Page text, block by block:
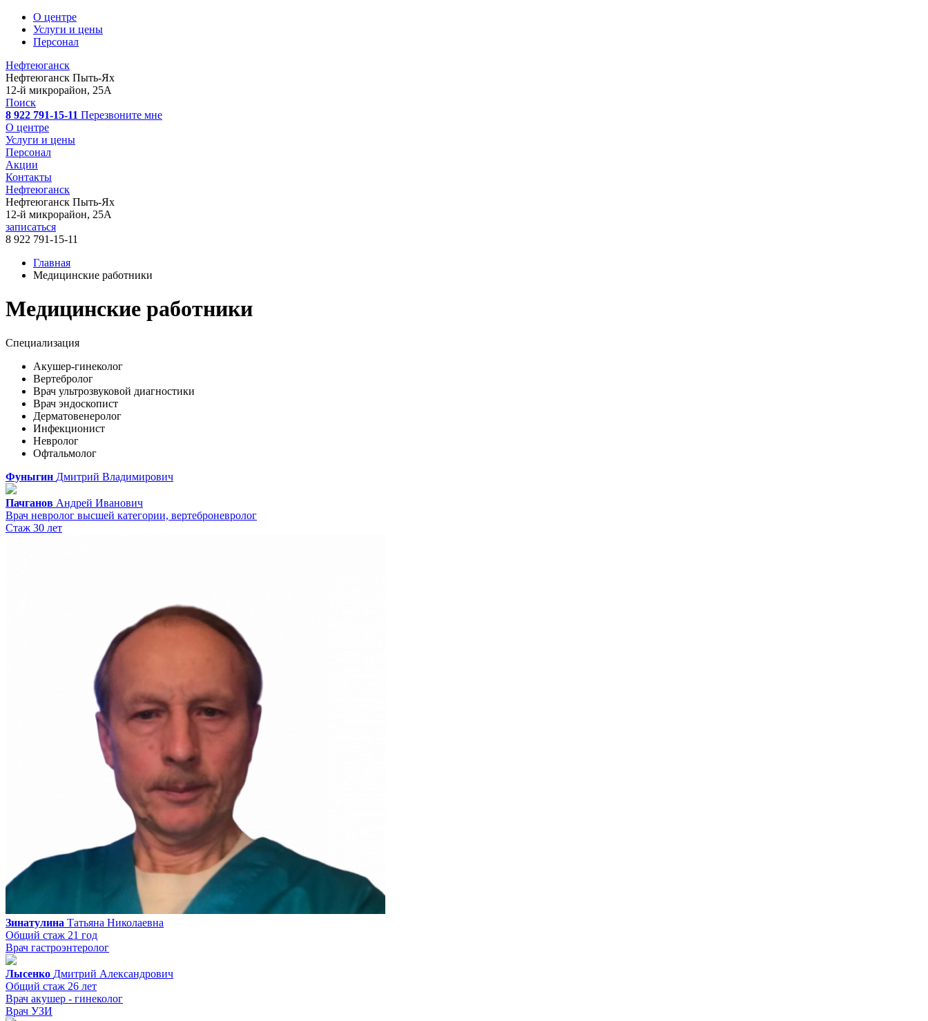
О центре
Услуги и цены
Персонал
Нефтеюганск
Нефтеюганск Пыть-Ях
12-й микрорайон, 25А
Поиск
8 922 791-15-11 Перезвоните мне
О центре
Услуги и цены
Персонал
Акции
Контакты
Нефтеюганск
Нефтеюганск Пыть-Ях
12-й микрорайон, 25А
записаться
8 922 791-15-11
Главная
Медицинские работники
Медицинские работники
Специализация
Акушер-гинеколог
Вертебролог
Врач ультрозвуковой диагностики
Врач эндоскопист
Дерматовенеролог
Инфекционист
Невролог
Офтальмолог
Фуныгин Дмитрий Владимирович
Пачганов Андрей Иванович
Врач невролог высшей категории, вертеброневролог
Стаж 30 лет
Зинатулина Татьяна Николаевна
Общий стаж 21 год
Врач гастроэнтеролог
Лысенко Дмитрий Александрович
Общий стаж 26 лет
Врач акушер - гинеколог
Врач УЗИ